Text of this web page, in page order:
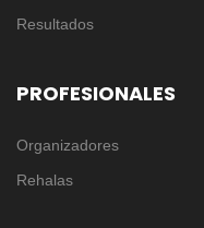
Resultados
PROFESIONALES
Organizadores
Rehalas